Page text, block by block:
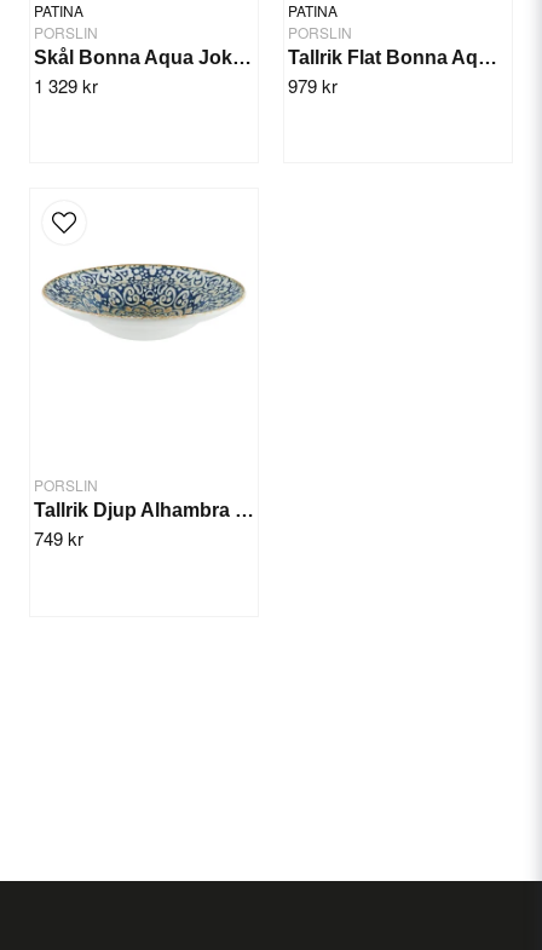
PATINA
PORSLIN
Skål Bonna Aqua Joker 14cm/12st
1 329 kr
PATINA
PORSLIN
Tallrik Flat Bonna Aqua 30cm/6st
979 kr
PORSLIN
Tallrik Djup Alhambra 27cm/6st
749 kr